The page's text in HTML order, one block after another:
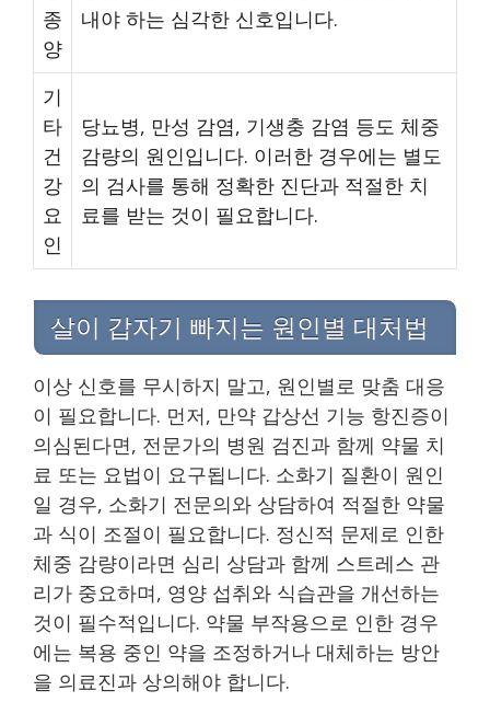
종
양
내야 하는 심각한 신호입니다.
기
타
건
강
요
인
당뇨병, 만성 감염, 기생충 감염 등도 체중
감량의 원인입니다. 이러한 경우에는 별도
의 검사를 통해 정확한 진단과 적절한 치
료를 받는 것이 필요합니다.
살이 갑자기 빠지는 원인별 대처법
이상 신호를 무시하지 말고, 원인별로 맞춤 대응
이 필요합니다. 먼저, 만약 갑상선 기능 항진증이
의심된다면, 전문가의 병원 검진과 함께 약물 치
료 또는 요법이 요구됩니다. 소화기 질환이 원인
일 경우, 소화기 전문의와 상담하여 적절한 약물
과 식이 조절이 필요합니다. 정신적 문제로 인한
체중 감량이라면 심리 상담과 함께 스트레스 관
리가 중요하며, 영양 섭취와 식습관을 개선하는
것이 필수적입니다. 약물 부작용으로 인한 경우
에는 복용 중인 약을 조정하거나 대체하는 방안
을 의료진과 상의해야 합니다.